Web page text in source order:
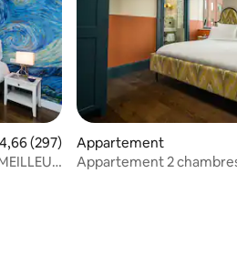
: 4,77 sur 5
moyenne sur la base de 297
4,66 (297)
Appartement
Appartement 2